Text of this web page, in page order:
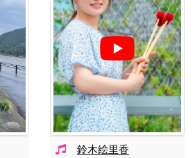
鈴木絵里香